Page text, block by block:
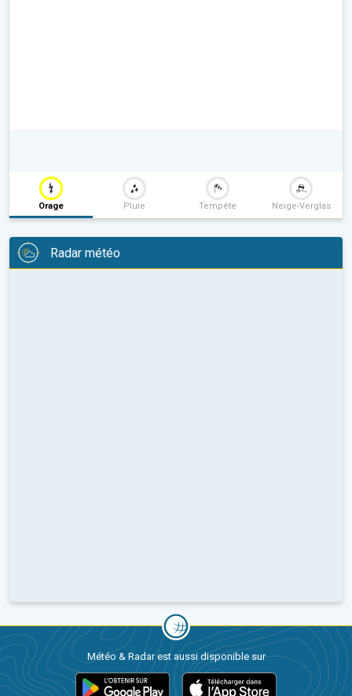
Orage Pluie Tempête Neige-Verglas
Radar météo
Météo & Radar est aussi disponible sur